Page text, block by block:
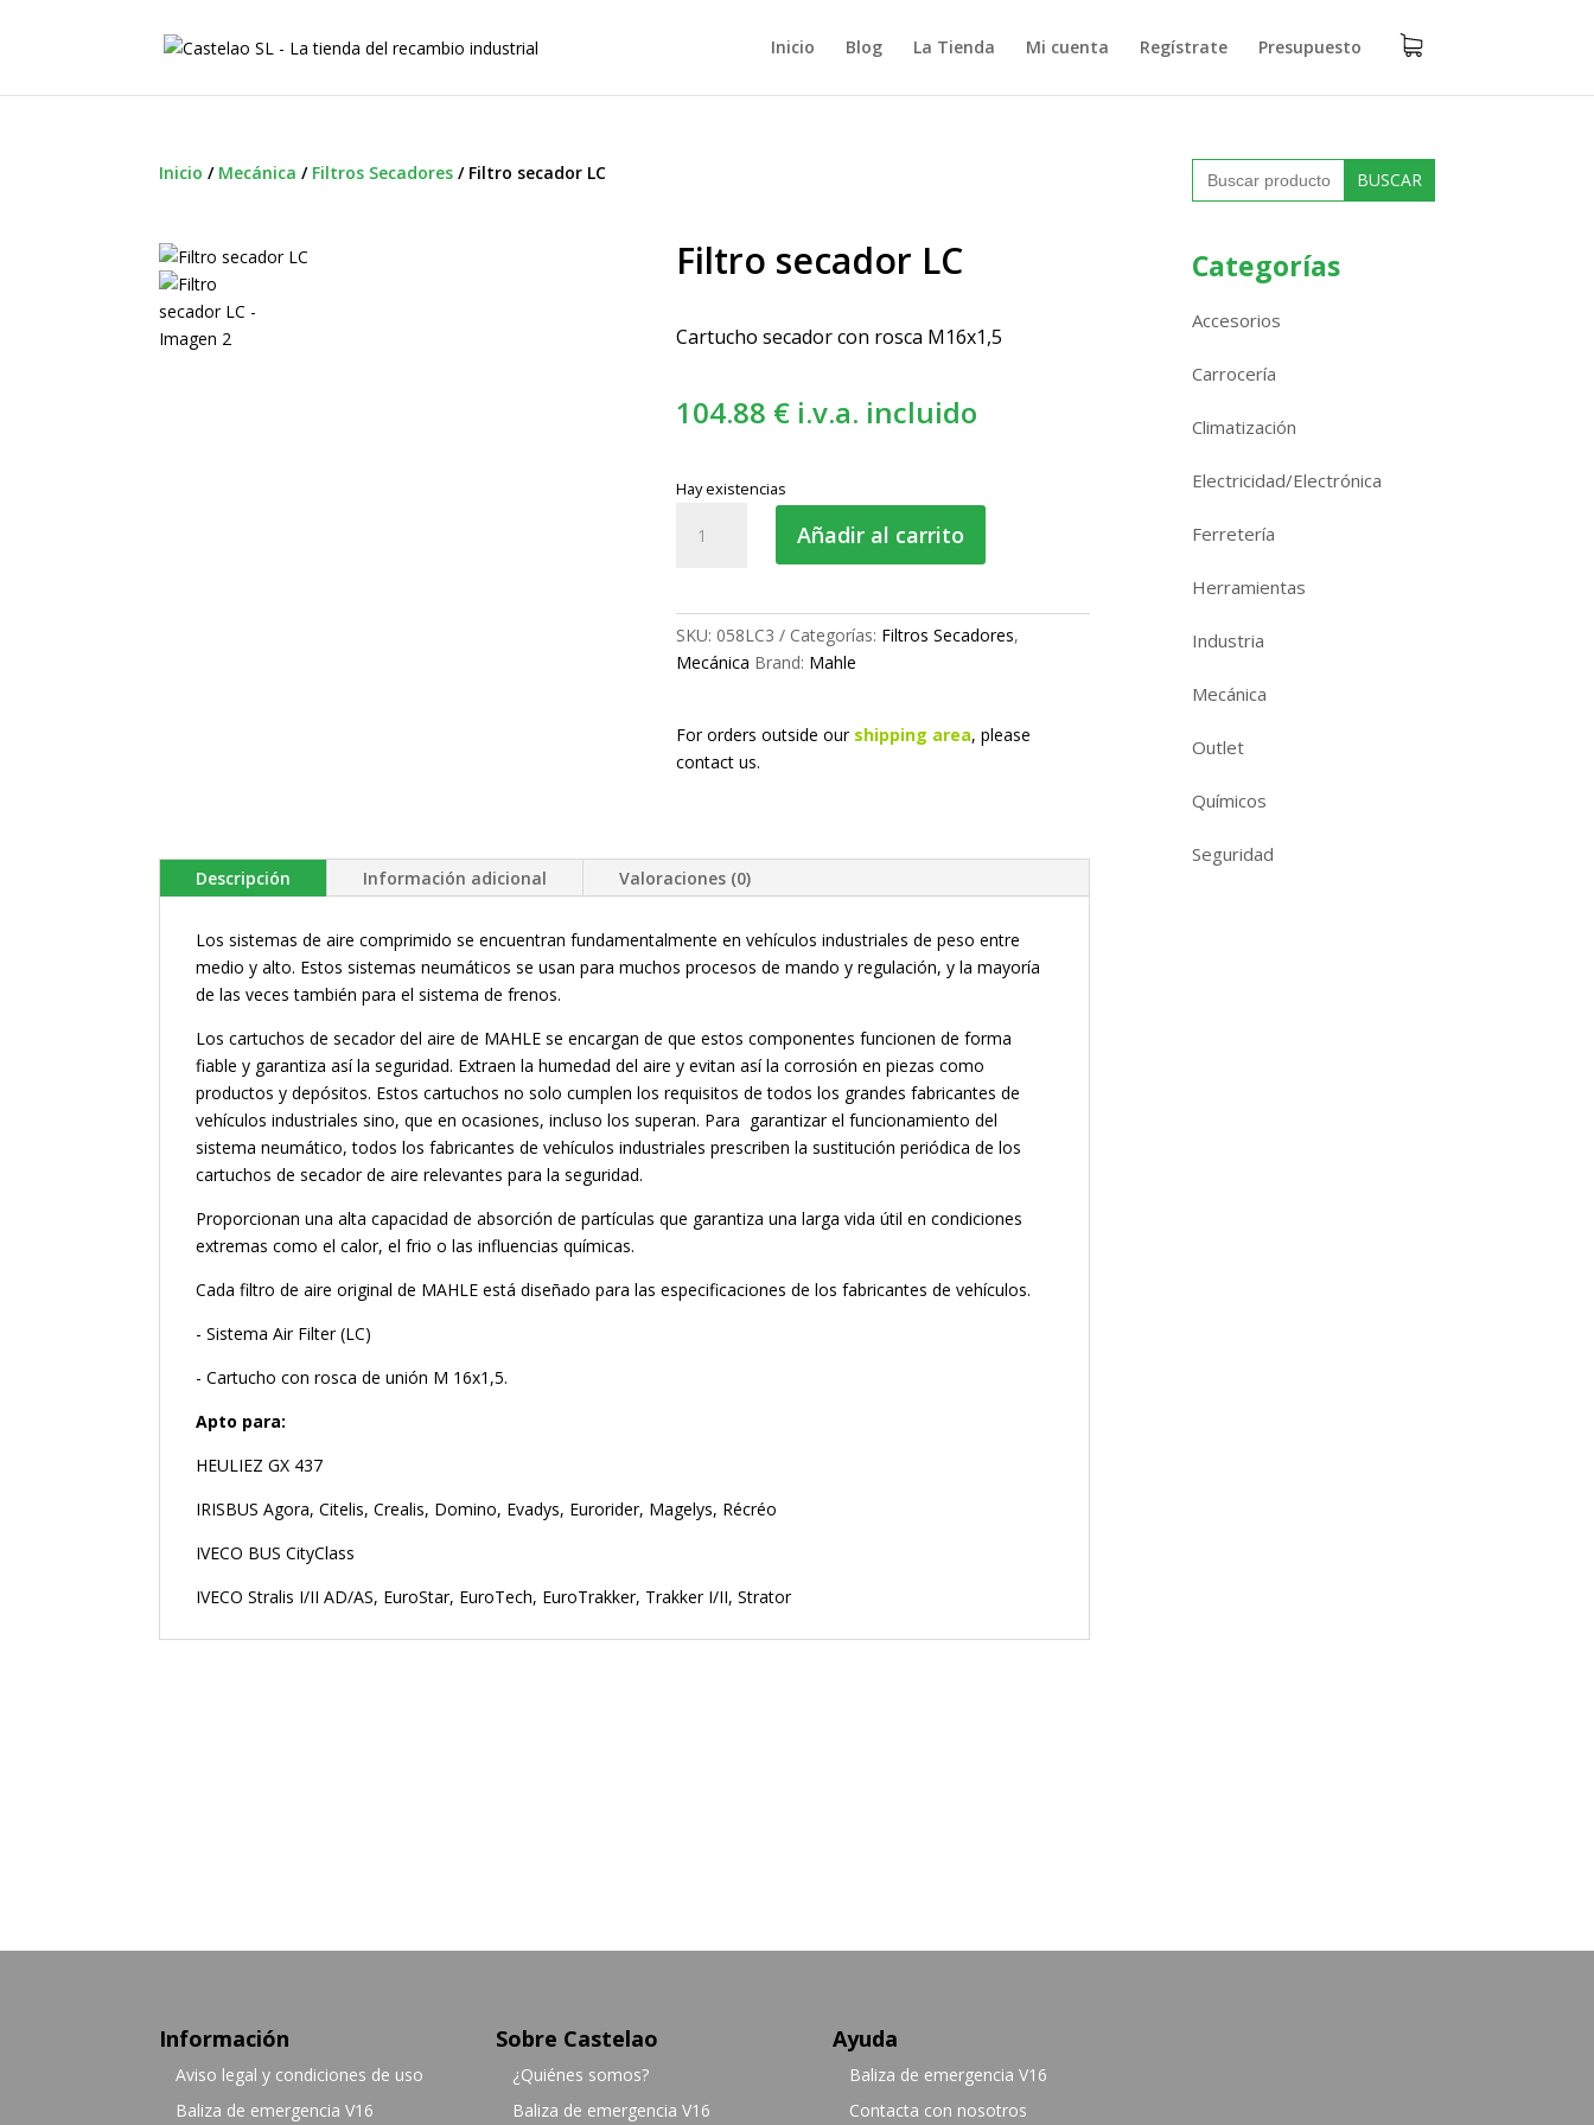
Inicio Blog La Tienda Mi cuenta Regístrate Presupuesto
Inicio / Mecánica / Filtros Secadores / Filtro secador LC
Filtro secador LC
Cartucho secador con rosca M16x1,5
104.88 € i.v.a. incluido
Hay existencias
secador
Añadir al carrito
SKU: 058LC3 Categorías: Filtros Secadores,
Mecánica Brand: Mahle
For orders outside our shipping area, please
contact us.
Descripción Información adicional Valoraciones (0)
Los sistemas de aire comprimido se encuentran fundamentalmente en vehículos industriales de peso entre
medio y alto. Estos sistemas neumáticos se usan para muchos procesos de mando y regulación, y la mayoría
de las veces también para el sistema de frenos.
Los cartuchos de secador del aire de MAHLE se encargan de que estos componentes funcionen de forma
fiable y garantiza así la seguridad. Extraen la humedad del aire y evitan así la corrosión en piezas como
productos y depósitos. Estos cartuchos no solo cumplen los requisitos de todos los grandes fabricantes de
vehículos industriales sino, que en ocasiones, incluso los superan. Para garantizar el funcionamiento del
sistema neumático, todos los fabricantes de vehículos industriales prescriben la sustitución periódica de los
cartuchos de secador de aire relevantes para la seguridad.
Proporcionan una alta capacidad de absorción de partículas que garantiza una larga vida útil en condiciones
extremas como el calor, el frio o las influencias químicas.
Cada filtro de aire original de MAHLE está diseñado para las especificaciones de los fabricantes de vehículos.
- Sistema Air Filter (LC)
- Cartucho con rosca de unión M 16x1,5.
Apto para:
HEULIEZ GX 437
IRISBUS Agora, Citelis, Crealis, Domino, Evadys, Eurorider, Magelys, Récréo
IVECO BUS CityClass
IVECO Stralis I/II AD/AS, EuroStar, EuroTech, EuroTrakker, Trakker I/II, Strator
Buscar:
Categorías
Accesorios
Carrocería
Climatización
Electricidad/Electrónica
Ferretería
Herramientas
Industria
Mecánica
Outlet
Químicos
Seguridad
Información
Aviso legal y condiciones de uso
Baliza de emergencia V16
Sobre Castelao
¿Quiénes somos?
Baliza de emergencia V16
Ayuda
Baliza de emergencia V16
Contacta con nosotros